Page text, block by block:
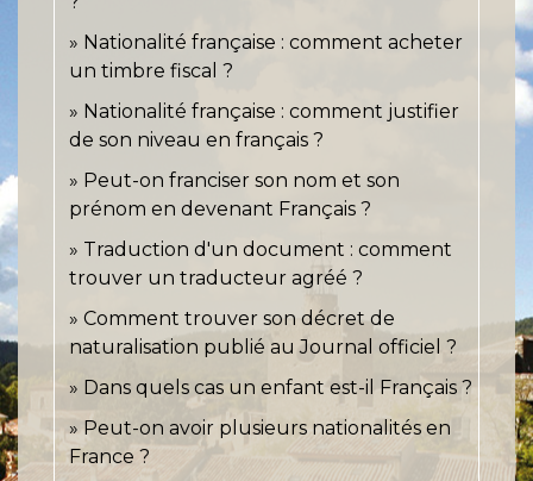
Nationalité française : comment acheter
un timbre fiscal ?
Nationalité française : comment justifier
de son niveau en français ?
Peut-on franciser son nom et son
prénom en devenant Français ?
Traduction d'un document : comment
trouver un traducteur agréé ?
Comment trouver son décret de
naturalisation publié au Journal officiel ?
Dans quels cas un enfant est-il Français ?
Peut-on avoir plusieurs nationalités en
France ?